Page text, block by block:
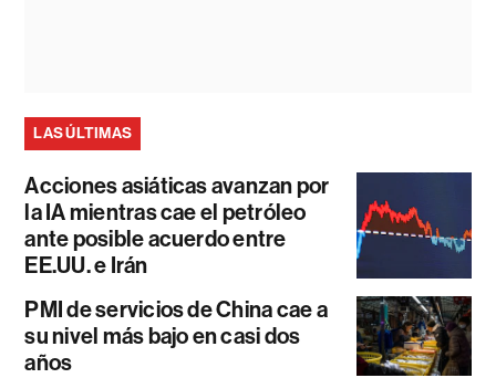
LAS ÚLTIMAS
Acciones asiáticas avanzan por
la IA mientras cae el petróleo
ante posible acuerdo entre
EE.UU. e Irán
PMI de servicios de China cae a
su nivel más bajo en casi dos
años